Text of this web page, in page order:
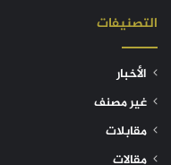
التصنيفات
الأخبار
غير مصنف
مقابلات
مقالات